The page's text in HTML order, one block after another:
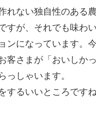
れない独自性のある
すが、それでも味わ
ンになっています。
客さまが「おいしか
っしゃいます。
るいいところですね